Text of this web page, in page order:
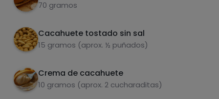
70 gramos
Cacahuete tostado sin sal
15 gramos (aprox. ½ puñados)
Crema de cacahuete
10 gramos (aprox. 2 cucharaditas)
al pinchar con un palo salga limpio, sacar y
5 Derretir el chocolate, junto con una
cucharada de aceite de coco, al baño María
segundos).
6 Bañar los donuts y decorar con crema de
Grasas
Azúcares
Grasas